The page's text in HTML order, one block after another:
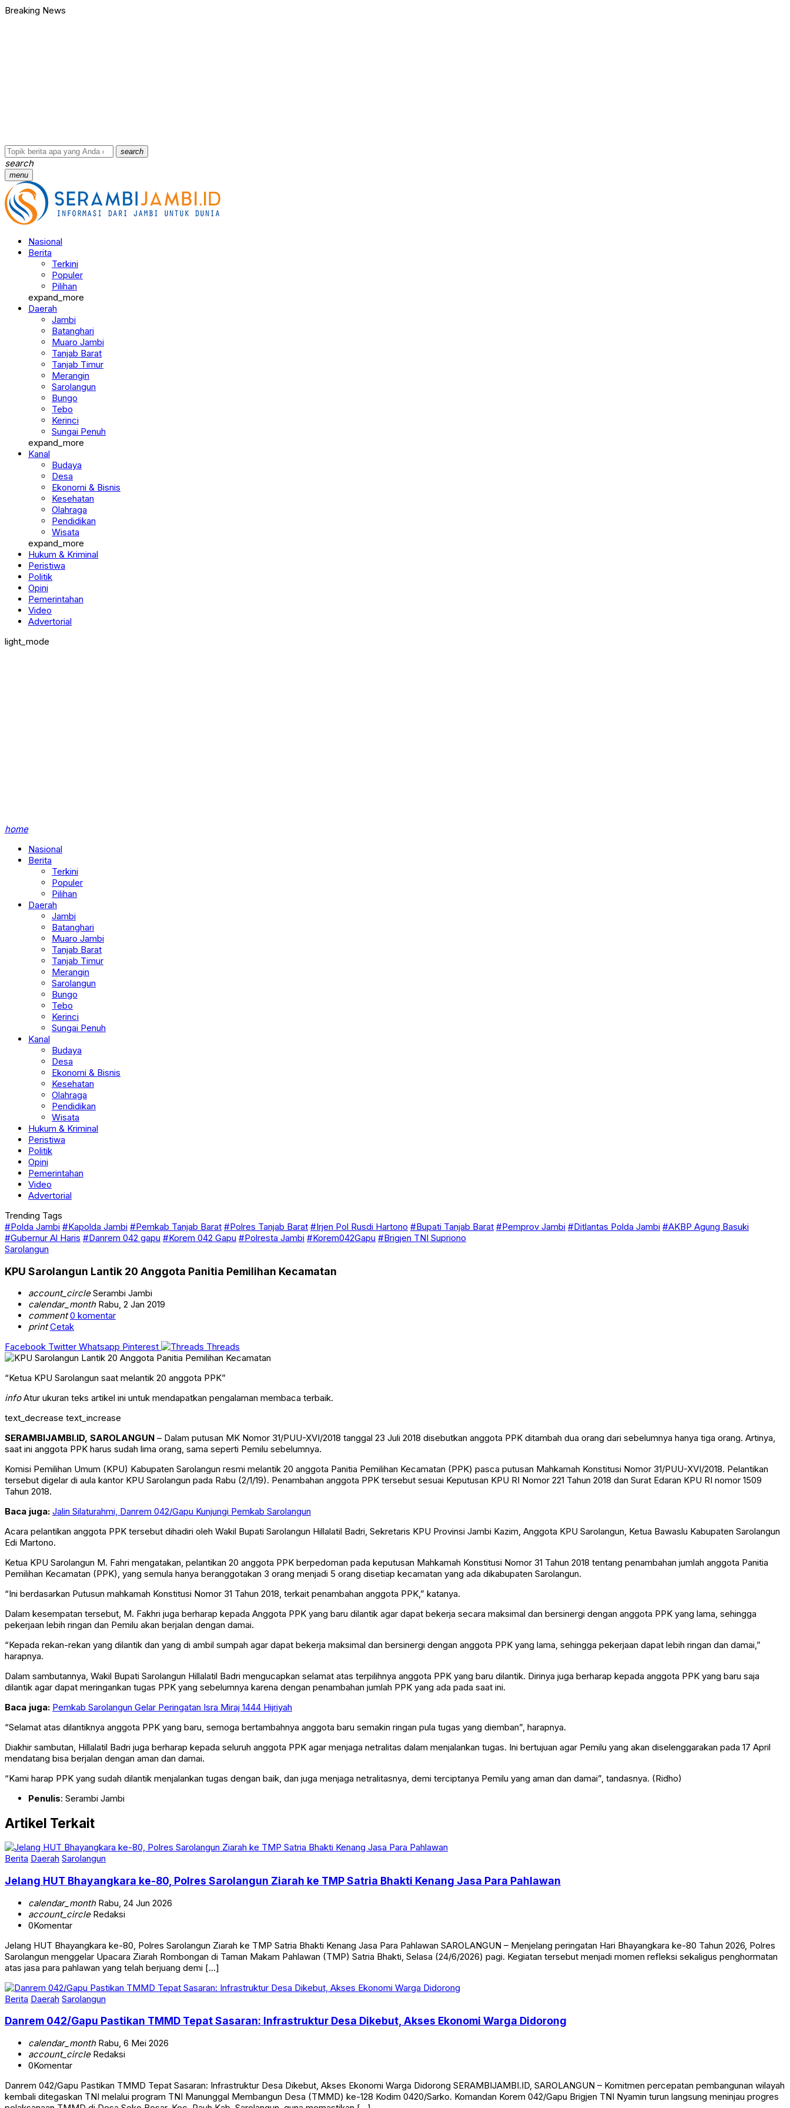
Breaking News
search
search
menu
Nasional
Berita
Terkini
Populer
Pilihan
expand_more
Daerah
Jambi
Batanghari
Muaro Jambi
Tanjab Barat
Tanjab Timur
Merangin
Sarolangun
Bungo
Tebo
Kerinci
Sungai Penuh
expand_more
Kanal
Budaya
Desa
Ekonomi & Bisnis
Kesehatan
Olahraga
Pendidikan
Wisata
expand_more
Hukum & Kriminal
Peristiwa
Politik
Opini
Pemerintahan
Video
Advertorial
light_mode
home
Nasional
Berita
Terkini
Populer
Pilihan
Daerah
Jambi
Batanghari
Muaro Jambi
Tanjab Barat
Tanjab Timur
Merangin
Sarolangun
Bungo
Tebo
Kerinci
Sungai Penuh
Kanal
Budaya
Desa
Ekonomi & Bisnis
Kesehatan
Olahraga
Pendidikan
Wisata
Hukum & Kriminal
Peristiwa
Politik
Opini
Pemerintahan
Video
Advertorial
Trending Tags
#Polda Jambi #Kapolda Jambi #Pemkab Tanjab Barat #Polres Tanjab Barat #Irjen Pol Rusdi Hartono #Bupati Tanjab Barat #Pemprov Jambi #Ditlantas Polda Jambi #AKBP Agung Basuki
#Gubernur Al Haris #Danrem 042 gapu #Korem 042 Gapu #Polresta Jambi #Korem042Gapu #Brigjen TNI Supriono
Sarolangun
KPU Sarolangun Lantik 20 Anggota Panitia Pemilihan Kecamatan
account_circleSerambi Jambi
calendar_monthRabu, 2 Jan 2019
comment 0 komentar
print Cetak
Facebook Twitter Whatsapp Pinterest Threads
“Ketua KPU Sarolangun saat melantik 20 anggota PPK”
infoAtur ukuran teks artikel ini untuk mendapatkan pengalaman membaca terbaik.
text_decrease text_increase
SERAMBIJAMBI.ID, SAROLANGUN – Dalam putusan MK Nomor 31/PUU-XVI/2018 tanggal 23 Juli 2018 disebutkan anggota PPK ditambah dua orang dari sebelumnya hanya tiga orang. Artinya,
saat ini anggota PPK harus sudah lima orang, sama seperti Pemilu sebelumnya.
Komisi Pemilihan Umum (KPU) Kabupaten Sarolangun resmi melantik 20 anggota Panitia Pemilihan Kecamatan (PPK) pasca putusan Mahkamah Konstitusi Nomor 31/PUU-XVI/2018. Pelantikan
tersebut digelar di aula kantor KPU Sarolangun pada Rabu (2/1/19). Penambahan anggota PPK tersebut sesuai Keputusan KPU RI Nomor 221 Tahun 2018 dan Surat Edaran KPU RI nomor 1509
Tahun 2018.
Baca juga: Jalin Silaturahmi, Danrem 042/Gapu Kunjungi Pemkab Sarolangun
Acara pelantikan anggota PPK tersebut dihadiri oleh Wakil Bupati Sarolangun Hillalatil Badri, Sekretaris KPU Provinsi Jambi Kazim, Anggota KPU Sarolangun, Ketua Bawaslu Kabupaten Sarolangun
Edi Martono.
Ketua KPU Sarolangun M. Fahri mengatakan, pelantikan 20 anggota PPK berpedoman pada keputusan Mahkamah Konstitusi Nomor 31 Tahun 2018 tentang penambahan jumlah anggota Panitia
Pemilihan Kecamatan (PPK), yang semula hanya beranggotakan 3 orang menjadi 5 orang disetiap kecamatan yang ada dikabupaten Sarolangun.
“Ini berdasarkan Putusun mahkamah Konstitusi Nomor 31 Tahun 2018, terkait penambahan anggota PPK,” katanya.
Dalam kesempatan tersebut, M. Fakhri juga berharap kepada Anggota PPK yang baru dilantik agar dapat bekerja secara maksimal dan bersinergi dengan anggota PPK yang lama, sehingga
pekerjaan lebih ringan dan Pemilu akan berjalan dengan damai.
“Kepada rekan-rekan yang dilantik dan yang di ambil sumpah agar dapat bekerja maksimal dan bersinergi dengan anggota PPK yang lama, sehingga pekerjaan dapat lebih ringan dan damai,”
harapnya.
Dalam sambutannya, Wakil Bupati Sarolangun Hillalatil Badri mengucapkan selamat atas terpilihnya anggota PPK yang baru dilantik. Dirinya juga berharap kepada anggota PPK yang baru saja
dilantik agar dapat meringankan tugas PPK yang sebelumnya karena dengan penambahan jumlah PPK yang ada pada saat ini.
Baca juga: Pemkab Sarolangun Gelar Peringatan Isra Miraj 1444 Hijriyah
“Selamat atas dilantiknya anggota PPK yang baru, semoga bertambahnya anggota baru semakin ringan pula tugas yang diemban”, harapnya.
Diakhir sambutan, Hillalatil Badri juga berharap kepada seluruh anggota PPK agar menjaga netralitas dalam menjalankan tugas. Ini bertujuan agar Pemilu yang akan diselenggarakan pada 17 April
mendatang bisa berjalan dengan aman dan damai.
“Kami harap PPK yang sudah dilantik menjalankan tugas dengan baik, dan juga menjaga netralitasnya, demi terciptanya Pemilu yang aman dan damai”, tandasnya. (Ridho)
Penulis: Serambi Jambi
Artikel Terkait
Berita Daerah Sarolangun
Jelang HUT Bhayangkara ke-80, Polres Sarolangun Ziarah ke TMP Satria Bhakti Kenang Jasa Para Pahlawan
calendar_monthRabu, 24 Jun 2026
account_circleRedaksi
0Komentar
Jelang HUT Bhayangkara ke-80, Polres Sarolangun Ziarah ke TMP Satria Bhakti Kenang Jasa Para Pahlawan SAROLANGUN – Menjelang peringatan Hari Bhayangkara ke-80 Tahun 2026, Polres
Sarolangun menggelar Upacara Ziarah Rombongan di Taman Makam Pahlawan (TMP) Satria Bhakti, Selasa (24/6/2026) pagi. Kegiatan tersebut menjadi momen refleksi sekaligus penghormatan
atas jasa para pahlawan yang telah berjuang demi […]
Berita Daerah Sarolangun
Danrem 042/Gapu Pastikan TMMD Tepat Sasaran: Infrastruktur Desa Dikebut, Akses Ekonomi Warga Didorong
calendar_monthRabu, 6 Mei 2026
account_circleRedaksi
0Komentar
Danrem 042/Gapu Pastikan TMMD Tepat Sasaran: Infrastruktur Desa Dikebut, Akses Ekonomi Warga Didorong SERAMBIJAMBI.ID, SAROLANGUN – Komitmen percepatan pembangunan wilayah
kembali ditegaskan TNI melalui program TNI Manunggal Membangun Desa (TMMD) ke-128 Kodim 0420/Sarko. Komandan Korem 042/Gapu Brigjen TNI Nyamin turun langsung meninjau progres